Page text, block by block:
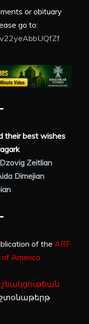
or obituary
go to:
their best wishes
Zeitlian
Dimejian
of the ARF
America